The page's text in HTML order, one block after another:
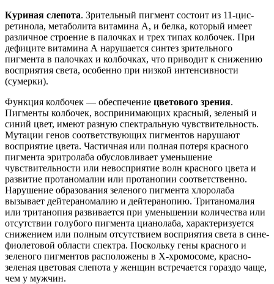
Куриная слепота. Зрительный пигмент состоит из 11-цис-
ретинола, метаболита витамина А, и белка, который имеет
различное строение в палочках и трех типах колбочек. При
дефиците витамина А нарушается синтез зрительного
пигмента в палочках и колбочках, что приводит к снижению
восприятия света, особенно при низкой интенсивности
(сумерки).
Функция колбочек — обеспечение цветового зрения.
Пигменты колбочек, воспринимающих красный, зеленый и
синий цвет, имеют разную спектральную чувствительность.
Мутации генов соответствующих пигментов нарушают
восприятие цвета. Частичная или полная потеря красного
пигмента эритролаба обусловливает уменьшение
чувствительности или невосприятие волн красного цвета и
развитие протаномалии или протанопии соответственно.
Нарушение образования зеленого пигмента хлоролаба
вызывает дейтераномалию и дейтеранопию. Тританомалия
или тританопия развивается при уменьшении количества или
отсутствии голубого пигмента цианолаба, характеризуется
снижением или полным отсутствием восприятия света в сине-
фиолетовой области спектра. Поскольку гены красного и
зеленого пигментов расположены в Х-хромосоме, красно-
зеленая цветовая слепота у женщин встречается гораздо чаще,
чем у мужчин.